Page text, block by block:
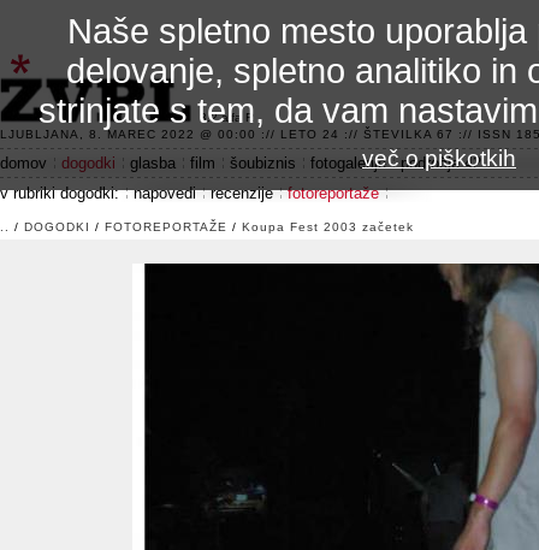
3.2 alfa R
LJUBLJANA, 8. MAREC 2022 @ 00:00 :// LETO 24 :// ŠTEVILKA 67 :// ISSN
domov dogodki glasba film šoubiznis fotogalerije
področje 42
v rubriki dogodki:
napovedi recenzije fotoreportaže
/ DOGODKI / FOTOREPORTAŽE / Koupa Fest 2003 začetek
Naše spletno mesto
delovanje, spletno analitiko in
strinjate s tem, da vam
več o piškotkih